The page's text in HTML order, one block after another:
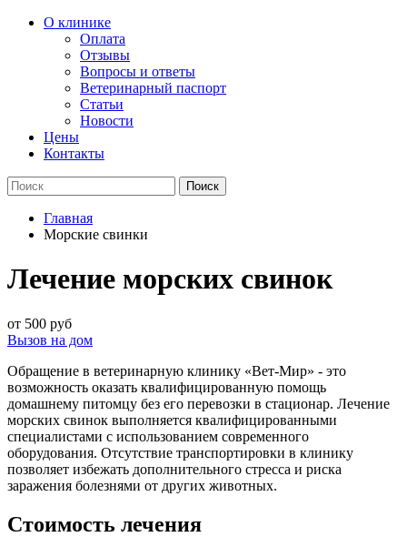
О клинике
Оплата
Отзывы
Вопросы и ответы
Ветеринарный паспорт
Статьи
Новости
Цены
Контакты
Главная
Морские свинки
Лечение морских свинок
от 500 руб
Вызов на дом
Обращение в ветеринарную клинику «Вет-Мир» - это
возможность оказать квалифицированную помощь
домашнему питомцу без его перевозки в стационар. Лечение
морских свинок выполняется квалифицированными
специалистами с использованием современного
оборудования. Отсутствие транспортировки в клинику
позволяет избежать дополнительного стресса и риска
заражения болезнями от других животных.
Стоимость лечения